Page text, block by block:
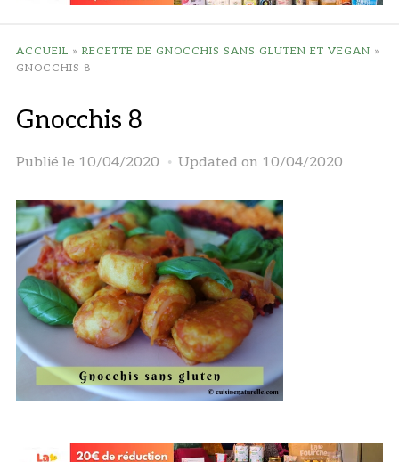
ACCUEIL » RECETTE DE GNOCCHIS SANS GLUTEN ET VEGAN »
GNOCCHIS 8
Gnocchis 8
Publié le 10/04/2020 Updated on 10/04/2020